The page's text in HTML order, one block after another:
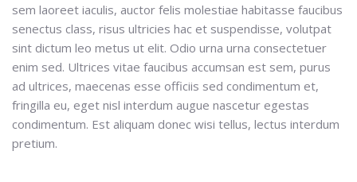
sem laoreet iaculis, auctor felis molestiae habitasse faucibus
senectus class, risus ultricies hac et suspendisse, volutpat
sint dictum leo metus ut elit. Odio urna urna consectetuer
enim sed. Ultrices vitae faucibus accumsan est sem, purus
ad ultrices, maecenas esse officiis sed condimentum et,
fringilla eu, eget nisl interdum augue nascetur egestas
condimentum. Est aliquam donec wisi tellus, lectus interdum
pretium.